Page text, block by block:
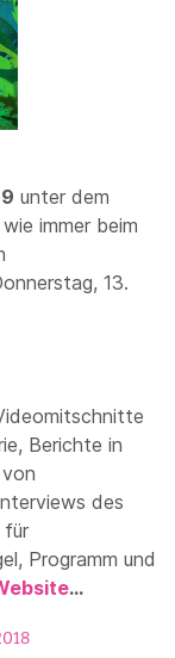
unter dem
immer beim
13.
Berichte in
des
für
Programm und
…